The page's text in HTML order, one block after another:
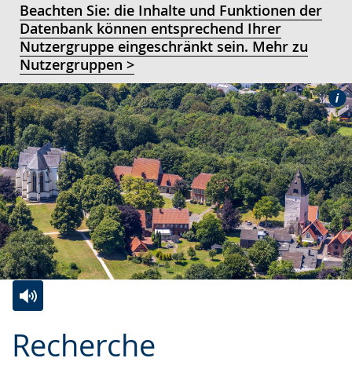
Beachten Sie: die Inhalte und Funktionen der
Datenbank können entsprechend Ihrer
Nutzergruppe eingeschränkt sein. Mehr zu
Nutzergruppen >
Recherche
Leichten
Audio-
Video